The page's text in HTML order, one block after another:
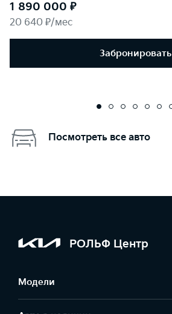
1 890 000 ₽
20 640 ₽/мес
Забронировать
Посмотреть все авто
РОЛЬФ Центр
Модели